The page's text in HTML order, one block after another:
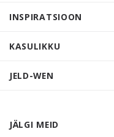
INSPIRATSIOON
KASULIKKU
JELD-WEN
JÄLGI MEID